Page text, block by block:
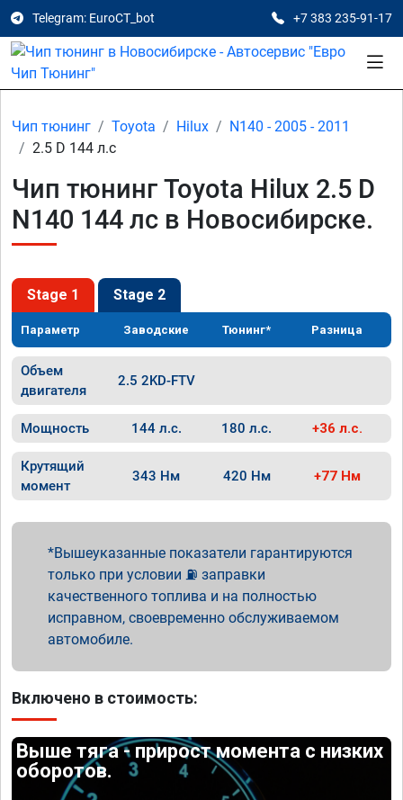
Telegram: EuroCT_bot +7 383 235-91-17
Чип тюнинг Toyota Hilux
N140 - 2005 - 2011
2.5 D 144 л.с
Чип тюнинг Toyota Hilux 2.5 D
N140 144 лс в Новосибирске.
Stage 1 Stage 2
Параметр Заводские Тюнинг* Разница
Объем
двигателя
2.5 2KD-FTV
Мощность 144 л.с. 180 л.с. +36 л.с.
Крутящий
момент
343 Нм 420 Нм +77 Нм
Вышеуказанные показатели гарантируются
только при условии ⛽ заправки
качественного топлива и на полностью
исправном, своевременно обслуживаемом
автомобиле.
Включено в стоимость:
Выше тяга - прирост момента с низких
оборотов.